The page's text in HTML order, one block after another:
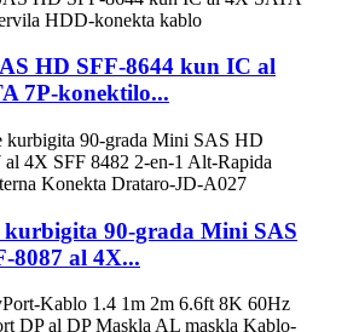
HD SFF-8644 kun IC al
7P-konektilo...
kurbigita 90-grada Mini SAS
8087 al 4X...